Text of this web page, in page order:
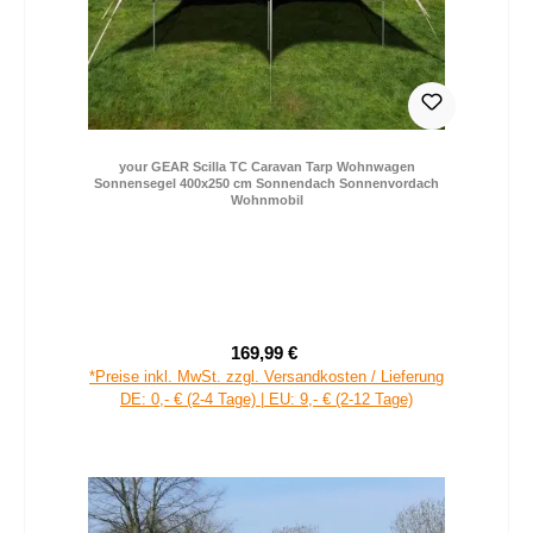
your GEAR Scilla TC Caravan Tarp Wohnwagen
Sonnensegel 400x250 cm Sonnendach Sonnenvordach
Wohnmobil
Verkaufspreis:
169,99 €
*Preise inkl. MwSt. zzgl. Versandkosten / Lieferung
DE: 0,- € (2-4 Tage) | EU: 9,- € (2-12 Tage)